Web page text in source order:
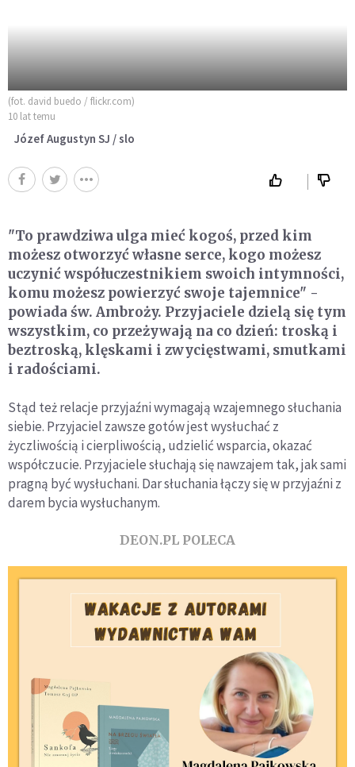
(fot. david buedo / flickr.com)
10 lat temu
Józef Augustyn SJ / slo
"To prawdziwa ulga mieć kogoś, przed kim
możesz otworzyć własne serce, kogo możesz
uczynić współuczestnikiem swoich intymności,
komu możesz powierzyć swoje tajemnice" -
powiada św. Ambroży. Przyjaciele dzielą się tym
wszystkim, co przeżywają na co dzień: troską i
beztroską, klęskami i zwycięstwami, smutkami
i radościami.
Stąd też relacje przyjaźni wymagają wzajemnego słuchania
siebie. Przyjaciel zawsze gotów jest wysłuchać z
życzliwością i cierpliwością, udzielić wsparcia, okazać
współczucie. Przyjaciele słuchają się nawzajem tak, jak sami
pragną być wysłuchani. Dar słuchania łączy się w przyjaźni z
darem bycia wysłuchanym.
DEON.PL POLECA